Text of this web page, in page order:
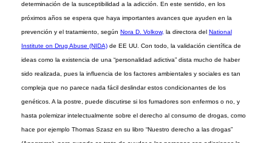
determinación de la susceptibilidad a la adicción. En este sentido, en los
próximos años se espera que haya importantes avances que ayuden en la
prevención y el tratamiento, según Nora D. Volkow, la directora del National
Institute on Drug Abuse (NIDA)de EE UU. Con todo, la validación científica de
ideas como la existencia de una “personalidad adictiva” dista mucho de haber
sido realizada, pues la influencia de los factores ambientales y sociales es tan
compleja que no parece nada fácil deslindar estos condicionantes de los
genéticos. A la postre, puede discutirse si los fumadores son enfermos o no, y
hasta polemizar intelectualmente sobre el derecho al consumo de drogas, como
hace por ejemplo Thomas Szasz en su libro “Nuestro derecho a las drogas”